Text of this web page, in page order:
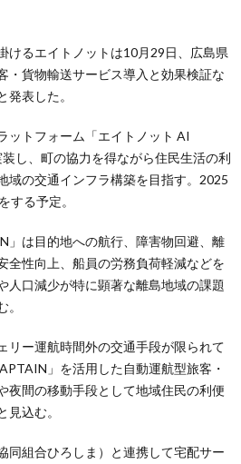
けるエイトノットは10月29日、広島県
・貨物輸送サービス導入と効果検証な
発表した。
ットフォーム「エイトノット AI
し、町の協力を得ながら住民生活の利
域の交通インフラ構築を目指す。2025
する予定。
」は目的地への航行、障害物回避、離
全性向上、船員の労務負荷軽減などを
人口減少が特に顕著な離島地域の課題
リー運航時間外の交通手段が限られて
」を活用した自動運航型旅客・
夜間の移動手段として地域住民の利便
込む。
同組合ひろしま）と連携して宅配サー